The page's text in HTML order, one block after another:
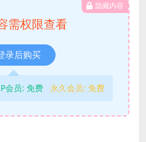
隐藏内容
需权限查看
录后购买
会员: 免费 永久会员: 免费